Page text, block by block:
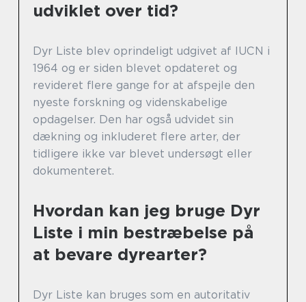
udviklet over tid?
Dyr Liste blev oprindeligt udgivet af IUCN i
1964 og er siden blevet opdateret og
revideret flere gange for at afspejle den
nyeste forskning og videnskabelige
opdagelser. Den har også udvidet sin
dækning og inkluderet flere arter, der
tidligere ikke var blevet undersøgt eller
dokumenteret.
Hvordan kan jeg bruge Dyr
Liste i min bestræbelse på
at bevare dyrearter?
Dyr Liste kan bruges som en autoritativ